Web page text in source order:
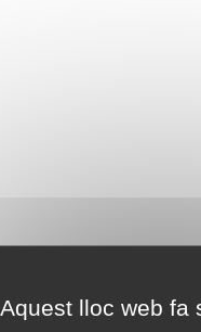
Aquest lloc web fa